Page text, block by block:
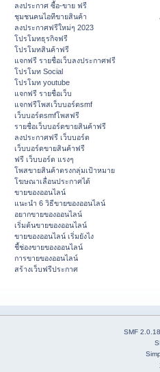
ลงประกาศ ซื้อ-ขาย ฟรี
ชุมชนคนไอทีขายสินค้า
ลงประกาศฟรีใหม่ๆ 2023
โปรโมทธุรกิจฟรี
โปรโมทสินค้าฟรี
แจกฟรี รายชื่อเว็บลงประกาศฟรี
โปรโมท Social
โปรโมท youtube
แจกฟรี รายชื่อเว็บ
แจกฟรีโพสเว็บบอร์ดsmf
เว็บบอร์ดsmfโพสฟรี
รายชื่อเว็บบอร์ดขายสินค้าฟรี
ลงประกาศฟรี เว็บบอร์ด
เว็บบอร์ดขายสินค้าฟรี
ฟรี เว็บบอร์ด แรงๆ
โพสขายสินค้าตรงกลุ่มเป้าหมาย
โฆษณาเลื่อนประกาศได้
ขายของออนไลน์
แนะนำ 6 วิธีขายของออนไลน์
อยากขายของออนไลน์
เริ่มต้นขายของออนไลน์
ขายของออนไลน์ เริ่มยังไง
ชี้ช่องขายของออนไลน์
การขายของออนไลน์
สร้างเว็บฟรีประกาศ
SMF 2.0.18